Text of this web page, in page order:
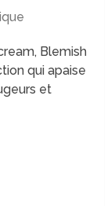
Blemish
qui apaise
et